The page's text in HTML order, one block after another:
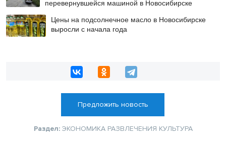
перевернувшейся машиной в Новосибирске
Цены на подсолнечное масло в Новосибирске
выросли с начала года
Предложить новость
Раздел: ЭКОНОМИКА РАЗВЛЕЧЕНИЯ КУЛЬТУРА